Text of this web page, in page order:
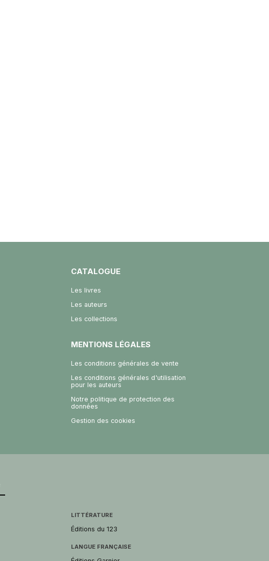
CATALOGUE
Les livres
Les auteurs
Les collections
MENTIONS LÉGALES
Les conditions générales de vente
Les conditions générales d'utilisation
pour les auteurs
Notre politique de protection des
données
Gestion des cookies
LITTÉRATURE
Éditions du 123
LANGUE FRANÇAISE